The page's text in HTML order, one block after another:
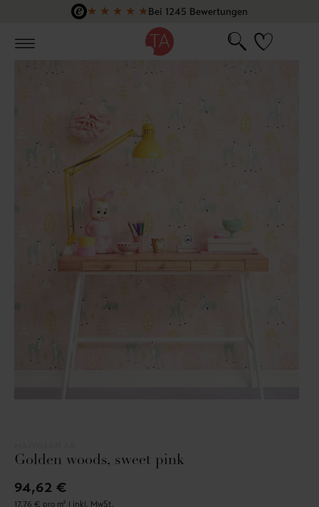
Zum Hauptinhalt springen
★ ★ ★ ★ ★Bei 1245 Bewertungen
Golden woods, sweet pink
94,62 €
17,76 € pro m² | inkl. MwSt.